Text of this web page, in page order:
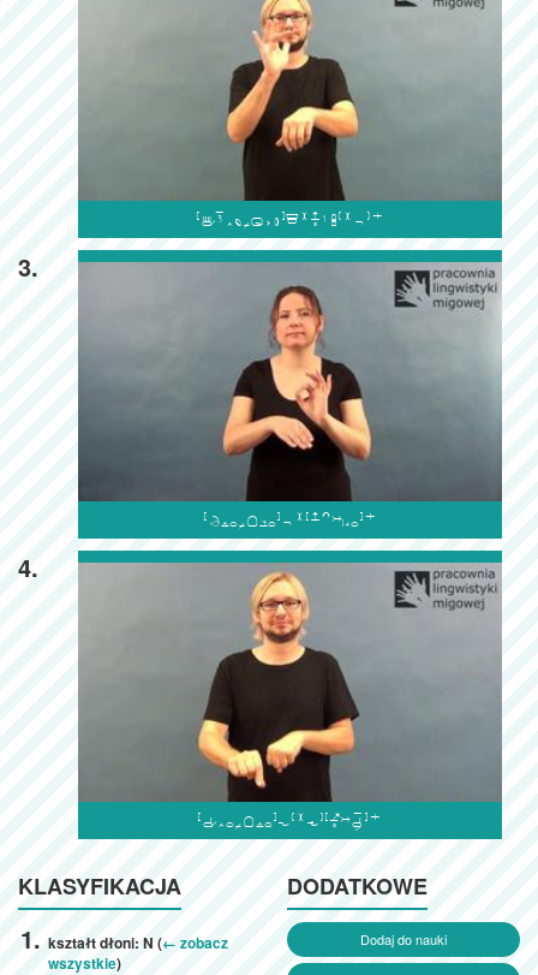

3.

4.

KLASYFIKACJA
kształt dłoni: N (← zobacz
wszystkie)
DODATKOWE
Dodaj do nauki